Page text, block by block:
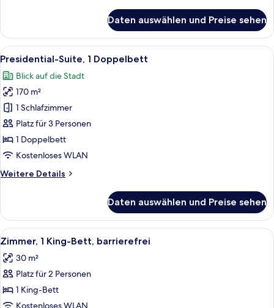
Suite,
2 Einzelbetten
Daten auswählen und Preise sehen
Alle
Fotos
für
Presidential-
Suite,
1
Doppelbett
anzeigen
Ein modernes Wohnzimmer mit
10
Presidential-Suite, 1 Doppelbett
Blick auf die Stadt
170 m²
1 Schlafzimmer
Platz für 3 Personen
1 Doppelbett
Kostenloses WLAN
Weitere Details
Weitere
Suite,
Doppelbett
Daten auswählen und Preise sehen
Alle
Fotos
für
Zimmer,
1 King-
Bett,
Ein Hotelzimmer mit einem großen
6
Zimmer, 1 King-Bett, barrierefrei
30 m²
Platz für 2 Personen
1 King-Bett
Kostenloses WLAN